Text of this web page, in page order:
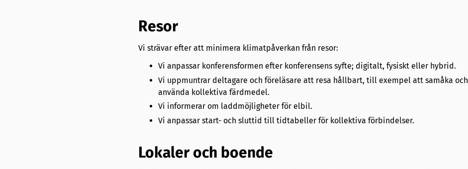
Resor
Vi strävar efter att minimera klimatpåverkan från resor:
Vi anpassar konferensformen efter konferensens syfte; digitalt, fysiskt eller hybrid.
Vi uppmuntrar deltagare och föreläsare att resa hållbart, till exempel att samåka och
använda kollektiva färdmedel.
Vi informerar om laddmöjligheter för elbil.
Vi anpassar start- och sluttid till tidtabeller för kollektiva förbindelser.
Lokaler och boende